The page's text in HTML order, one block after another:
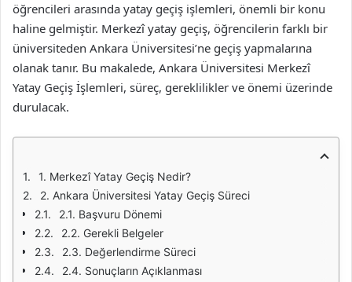
öğrencileri arasında yatay geçiş işlemleri, önemli bir konu
haline gelmiştir. Merkezî yatay geçiş, öğrencilerin farklı bir
üniversiteden Ankara Üniversitesi’ne geçiş yapmalarına
olanak tanır. Bu makalede, Ankara Üniversitesi Merkezî
Yatay Geçiş İşlemleri, süreç, gereklilikler ve önemi üzerinde
durulacak.
1. Merkezî Yatay Geçiş Nedir?
2. Ankara Üniversitesi Yatay Geçiş Süreci
2.1. Başvuru Dönemi
2.2. Gerekli Belgeler
2.3. Değerlendirme Süreci
2.4. Sonuçların Açıklanması